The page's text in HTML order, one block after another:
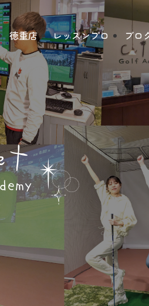
徳重店 レッスンプロ ブロ